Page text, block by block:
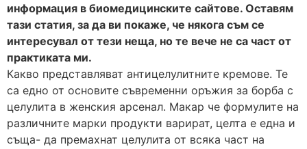
информация в биомедицинските сайтове. Оставям
тази статия, за да ви покаже, че някога съм се
интересувал от тези неща, но те вече не са част от
практиката ми.
Какво представляват антицелулитните кремове. Те
са едно от основите съвременни оръжия за борба с
целулита в женския арсенал. Макар че формулите на
различните марки продукти варират, целта е една и
съща- да премахнат целулита от всяка част на